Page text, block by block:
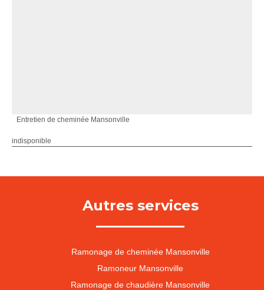
Entretien de cheminée Mansonville
indisponible
Autres services
Ramonage de cheminée Mansonville
Ramoneur Mansonville
Ramonage de chaudière Mansonville